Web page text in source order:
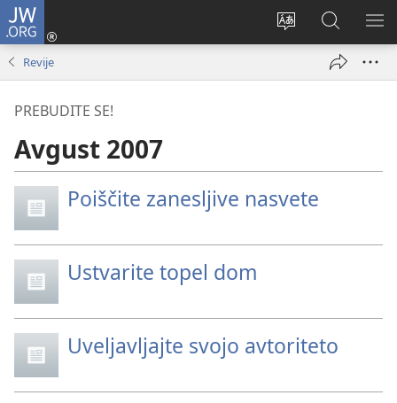
JW.ORG
Spremeni
spletnega
Prijava
(odpre
Iskanje
po
JW.ORG
Revije
PREBUDITE SE!
Avgust 2007
Poiščite zanesljive nasvete
Ustvarite topel dom
Uveljavljajte svojo avtoriteto